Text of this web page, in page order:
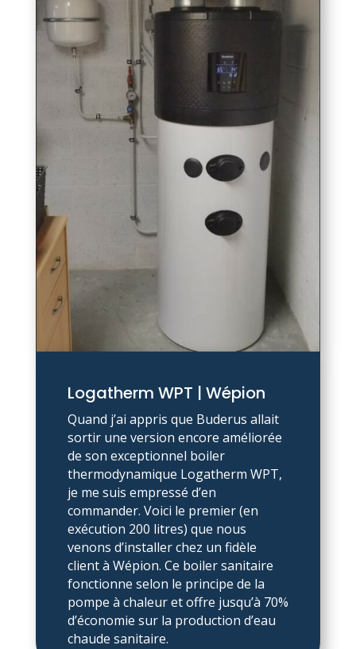
Logatherm WPT | Wépion
Quand j’ai appris que Buderus allait
sortir une version encore améliorée
de son exceptionnel boiler
thermodynamique Logatherm WPT,
je me suis empressé d’en
commander. Voici le premier (en
exécution 200 litres) que nous
venons d’installer chez un fidèle
client à Wépion. Ce boiler sanitaire
fonctionne selon le principe de la
pompe à chaleur et offre jusqu’à 70%
d’économie sur la production d’eau
chaude sanitaire.